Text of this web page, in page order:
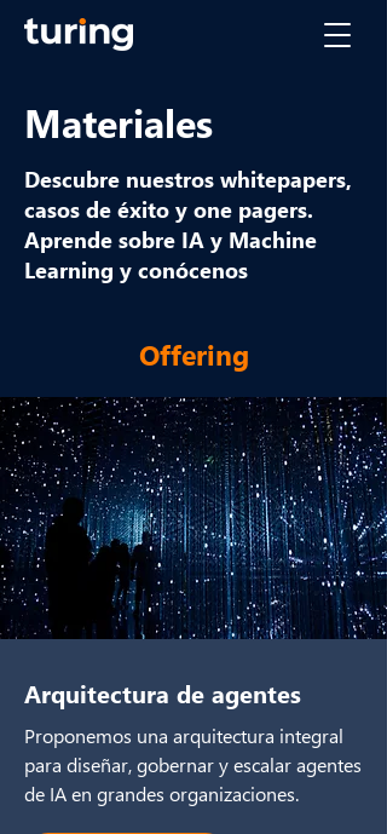
Materiales
Descubre nuestros whitepapers,
casos de éxito y one pagers.
Aprende sobre IA y Machine
Learning y conócenos
Offering
Arquitectura de agentes
Proponemos una arquitectura integral
para diseñar, gobernar y escalar agentes
de IA en grandes organizaciones.